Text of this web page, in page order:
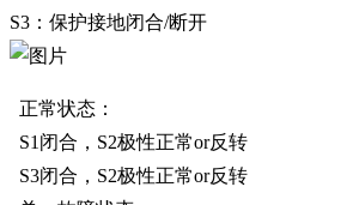
S3：保护接地闭合/断开
正常状态：
S1闭合，S2极性正常or反转
S3闭合，S2极性正常or反转